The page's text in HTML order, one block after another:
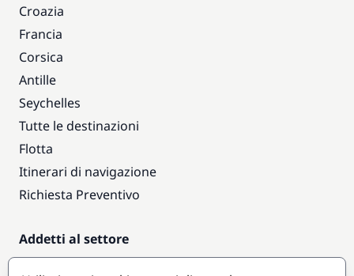
Croazia
Francia
Corsica
Antille
Seychelles
Tutte le destinazioni
Flotta
Itinerari di navigazione
Richiesta Preventivo
Addetti al settore
Accesso armatori